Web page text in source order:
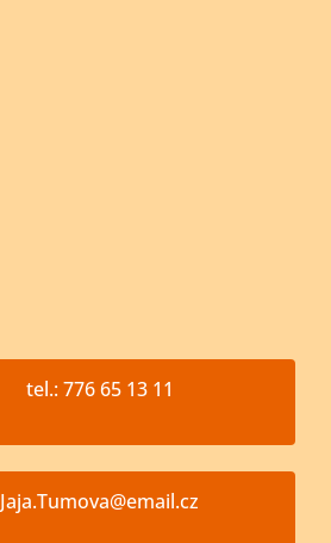
tel.: 776 65 13 11
Jaja.Tumova@email.cz